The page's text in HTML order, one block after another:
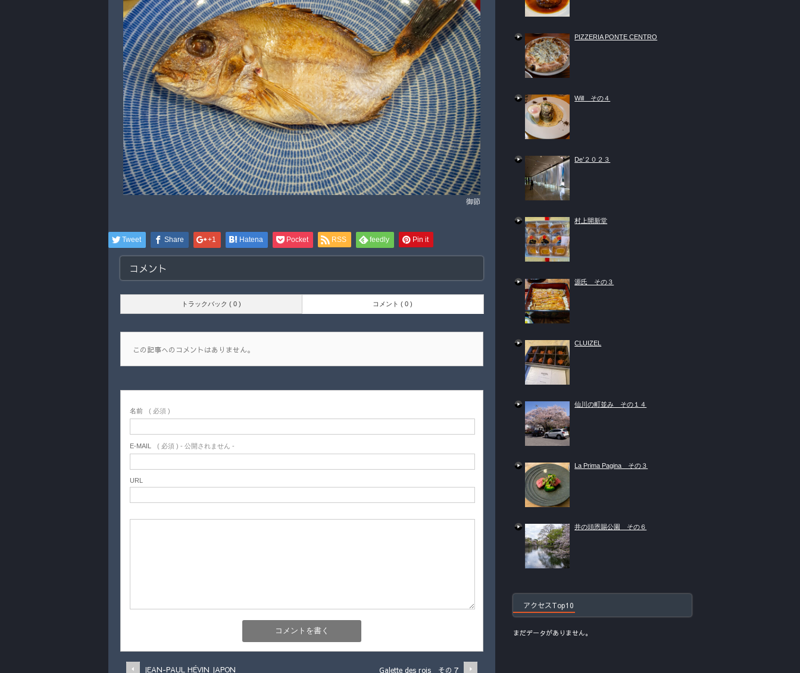
御節
Tweet Share +1 Hatena Pocket RSS feedly Pin it
コメント
トラックバック ( 0 ) コメント ( 0 )
この記事へのコメントはありません。
名前 ( 必須 )
E-MAIL ( 必須 ) - 公開されません -
URL
JEAN-PAUL HÉVIN JAPON Galette des rois その７
PIZZERIA PONTE CENTRO
Will その４
De’２０２３
村上開新堂
源氏 その３
CLUIZEL
仙川の町並み その１４
La Prima Pagina その３
井の頭恩賜公園 その６
アクセスTop10
まだデータがありません。